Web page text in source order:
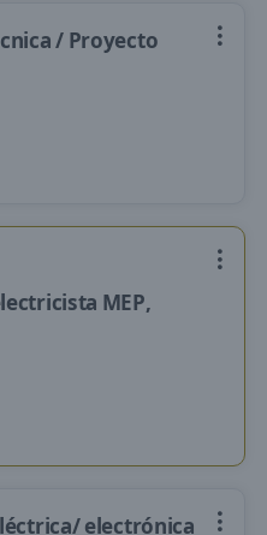
/ Proyecto
MEP,
electrónica